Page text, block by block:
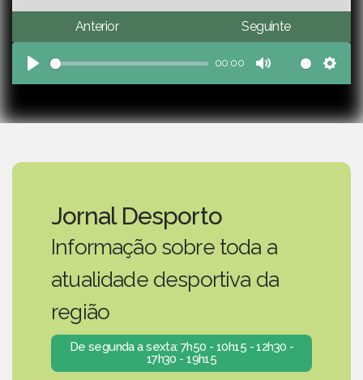
Anterior Seguinte
Play
00:00
Mute
Jornal Desporto
Informação sobre toda a
atualidade desportiva da
região
De segunda a sexta: 7h50 - 10h15 - 12h30 -
17h30 - 19h15